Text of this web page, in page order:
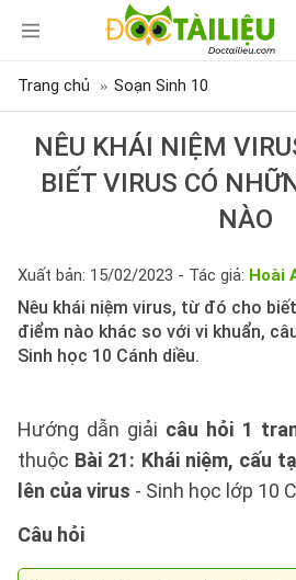
Trang chủ Soạn Sinh 10
NÊU KHÁI NIỆM
BIẾT VIRUS CÓ
NÀO
Xuất bản: 15/02/2023 - Tác giả: Hoài
Nêu khái niệm virus, từ đó cho
điểm nào khác so với vi khuẩn,
Sinh học 10 Cánh diều.
Hướng dẫn giải câu hỏi 1
thuộc Bài 21: Khái niệm, cấu
lên của virus - Sinh học lớp 10
Câu hỏi